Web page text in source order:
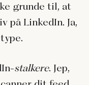
grunde til, at
på LinkedIn. Ja,
stalkere. Jep,